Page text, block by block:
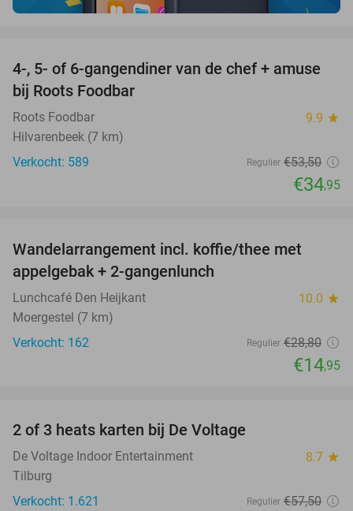
35%
4-, 5- of 6-gangendiner van de chef + amuse
bij Roots Foodbar
Roots Foodbar 9.9 star
Hilvarenbeek (7 km)
Verkocht: 589
Regulier €53,50
€34,95
Wandelarrangement incl. koffie/thee met
appelgebak + 2-gangenlunch
Lunchcafé Den Heijkant 10.0 star
Moergestel (7 km)
Verkocht: 162
Regulier €28,80
€14,95
2 of 3 heats karten bij De Voltage
De Voltage Indoor Entertainment 8.7 star
Tilburg
Verkocht: 1.621
Regulier €57,50